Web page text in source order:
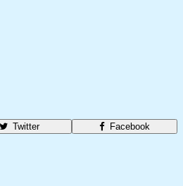
Facebook
Twitter